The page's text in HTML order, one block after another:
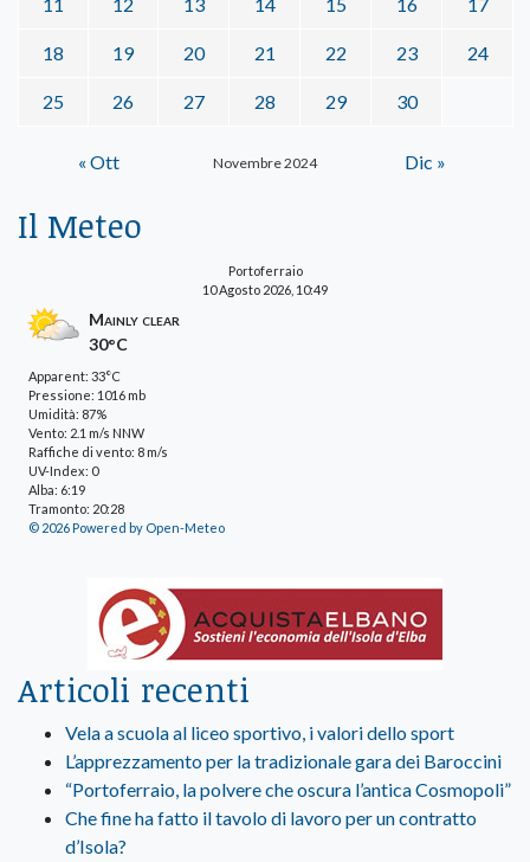
Novembre 2024
11 12 13 14 15 16 17
18 19 20 21 22 23 24
25 26 27 28 29 30
« Ott Dic »
Il Meteo
Portoferraio
10 Agosto 2026, 10:49
Mainly clear
30°C
Apparent: 33°C
Pressione: 1016 mb
Umidità: 87%
Vento: 2.1 m/s NNW
Raffiche di vento: 8 m/s
UV-Index: 0
Alba: 6:19
Tramonto: 20:28
© 2026 Powered by Open-Meteo
Articoli recenti
Vela a scuola al liceo sportivo, i valori dello sport
L’apprezzamento per la tradizionale gara dei Baroccini
“Portoferraio, la polvere che oscura l’antica Cosmopoli”
Che fine ha fatto il tavolo di lavoro per un contratto
d’Isola?